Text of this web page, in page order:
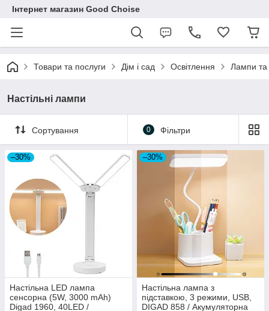
Інтернет магазин Good Choise
Товари та послуги Дім і сад Освітлення Лампи та
Настільні лампи
Сортування 0 Фільтри
–30%
Настільна LED лампа
сенсорна (5W, 3000 mAh)
Digad 1960, 40LED /
–30%
Настільна лампа з
підставкою, 3 режими, USB,
DIGAD 858 / Акумуляторна